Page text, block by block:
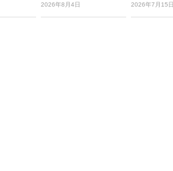
2026年8月4日 2026年7月15日